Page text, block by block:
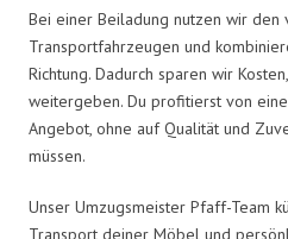
Bei einer Beiladung nutzen wir den
Transportfahrzeugen und
Richtung. Dadurch sparen wir
weitergeben. Du profitierst von
Angebot, ohne auf Qualität und
müssen.
Unser Umzugsmeister Pfaff-Team
Transport deiner Möbel und